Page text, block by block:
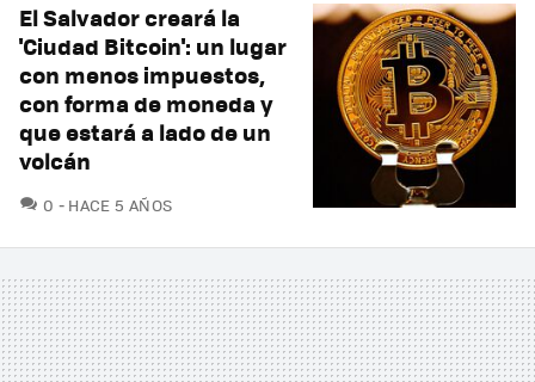
El Salvador creará la
'Ciudad Bitcoin': un lugar
con menos impuestos,
con forma de moneda y
que estará a lado de un
volcán
0 COMENTARIOS
HACE 5 AÑOS